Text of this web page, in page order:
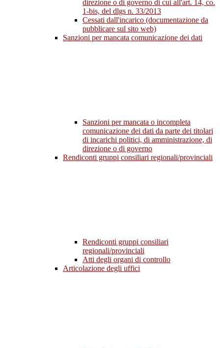
direzione o di governo di cui all'art. 14, co.
1-bis, del dlgs n. 33/2013
Cessati dall'incarico (documentazione da
pubblicare sul sito web)
Sanzioni per mancata comunicazione dei dati
Sanzioni per mancata o incompleta
comunicazione dei dati da parte dei titolari
di incarichi politici, di amministrazione, di
direzione o di governo
Rendiconti gruppi consiliari regionali/provinciali
Rendiconti gruppi consiliari
regionali/provinciali
Atti degli organi di controllo
Articolazione degli uffici